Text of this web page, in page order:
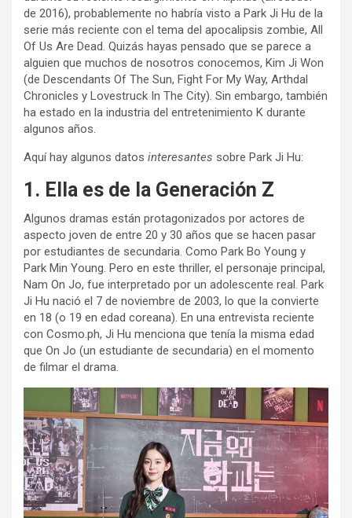
de 2016), probablemente no habría visto a Park Ji Hu de la
serie más reciente con el tema del apocalipsis zombie, All
Of Us Are Dead. Quizás hayas pensado que se parece a
alguien que muchos de nosotros conocemos, Kim Ji Won
(de Descendants Of The Sun, Fight For My Way, Arthdal ​​​​
Chronicles y Lovestruck In The City). Sin embargo, también
ha estado en la industria del entretenimiento K durante
algunos años.
Aquí hay algunos datos interesantes sobre Park Ji Hu:
1. Ella es de la Generación Z
Algunos dramas están protagonizados por actores de
aspecto joven de entre 20 y 30 años que se hacen pasar
por estudiantes de secundaria. Como Park Bo Young y
Park Min Young. Pero en este thriller, el personaje principal,
Nam On Jo, fue interpretado por un adolescente real. Park
Ji Hu nació el 7 de noviembre de 2003, lo que la convierte
en 18 (o 19 en edad coreana). En una entrevista reciente
con Cosmo.ph, Ji Hu menciona que tenía la misma edad
que On Jo (un estudiante de secundaria) en el momento
de filmar el drama.